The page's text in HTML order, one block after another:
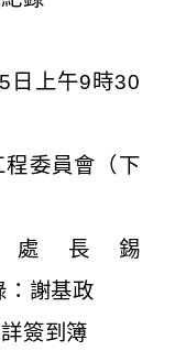
日上午9時30
委員會（下
長錫
政
簽到簿